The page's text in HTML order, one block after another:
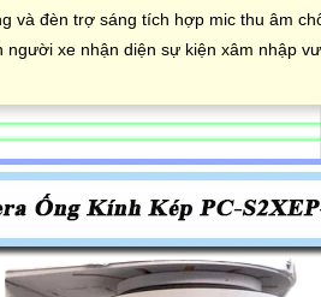
và đèn trợ sáng tích hợp mic thu âm
người xe nhận diện sự kiện xâm nhập